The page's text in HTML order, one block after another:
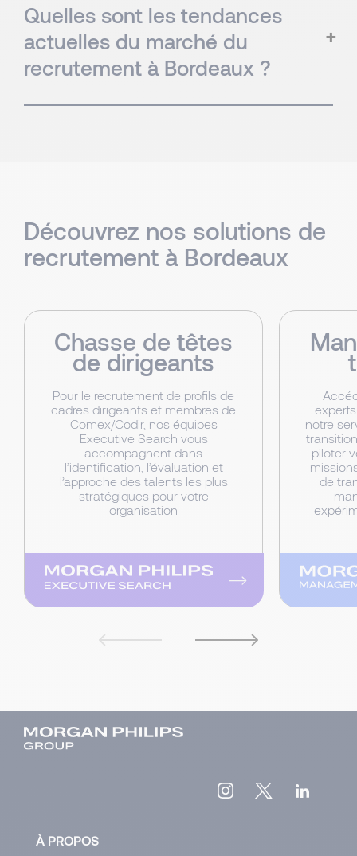
Quelles sont les tendances
actuelles du marché du
recrutement à Bordeaux ?
Découvrez nos solutions de
recrutement à Bordeaux
Chasse de têtes
de dirigeants
Pour le recrutement de profils de
cadres dirigeants et membres de
Comex/Codir, nos équipes
Executive Search vous
accompagnent dans
l’identification, l’évaluation et
l’approche des talents les plus
stratégiques pour votre
organisation
notre
piloter
de
À PROPOS